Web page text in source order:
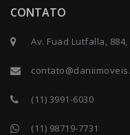
CONTATO
Av. Fuad Lutfalla,
(11) 3991-6030
(11) 98719-7731